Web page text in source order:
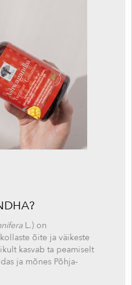
L.) on
õite ja väikeste
kasvab ta peamiselt
ja mõnes Põhja-